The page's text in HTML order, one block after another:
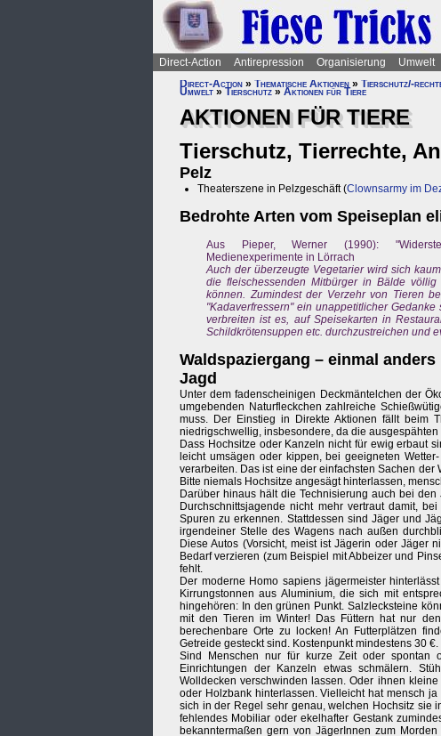
Direct-Action Antirepression Organisierung Umwelt
Direct-Action » Thematische Aktionen » Tierschutz/-
Umwelt » Tierschutz » Aktionen für Tiere
AKTIONEN FÜR TIERE
Tierschutz, Tierrechte,
Pelz
Theaterszene in Pelzgeschäft (Clownsarmy im
Bedrohte Arten vom Speiseplan
Aus Pieper, Werner (1990):
Medienexperimente in Lörrach
Auch der überzeugte Vegetarier wird sich
die fleischessenden Mitbürger in Bälde
können. Zumindest der Verzehr von Tieren
"Kadaverfressern" ein unappetitlicher
verbreiten ist es, auf Speisekarten in
Schildkrötensuppen etc. durchzustreichen und
Waldspaziergang – einmal
Jagd
Unter dem fadenscheinigen Deckmäntelchen der
umgebenden Naturfleckchen zahlreiche
muss. Der Einstieg in Direkte Aktionen fällt beim
niedrigschwellig, insbesondere, da die
Dass Hochsitze oder Kanzeln nicht für ewig erbaut
leicht umsägen oder kippen, bei geeigneten
verarbeiten. Das ist eine der einfachsten Sachen
Bitte niemals Hochsitze angesägt hinterlassen,
Darüber hinaus hält die Technisierung auch bei
Durchschnittsjagende nicht mehr vertraut damit,
Spuren zu erkennen. Stattdessen sind Jäger und
irgendeiner Stelle des Wagens nach außen
Diese Autos (Vorsicht, meist ist Jägerin oder Jäger
Bedarf verzieren (zum Beispiel mit Abbeizer und
fehlt.
Der moderne Homo sapiens jägermeister
Kirrungstonnen aus Aluminium, die sich mit
hingehören: In den grünen Punkt. Salzlecksteine
mit den Tieren im Winter! Das Füttern hat nur
berechenbare Orte zu locken! An Futterplätzen
Getreide gesteckt sind. Kostenpunkt mindestens 30 €.
Sind Menschen nur für kurze Zeit oder spontan
Einrichtungen der Kanzeln etwas schmälern.
Wolldecken verschwinden lassen. Oder ihnen
oder Holzbank hinterlassen. Vielleicht hat mensch
sich in der Regel sehr genau, welchen Hochsitz sie
fehlendes Mobiliar oder ekelhafter Gestank
bekanntermaßen gern von JägerInnen zum